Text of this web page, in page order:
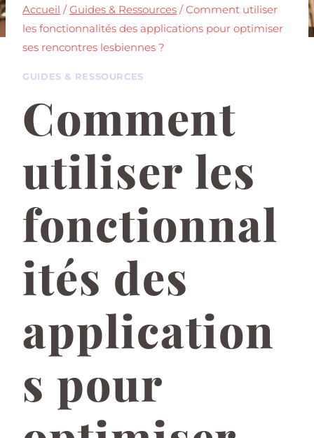
Accueil / Guides & Ressources / Comment utiliser
les fonctionnalités des applications pour optimiser
ses rencontres lesbiennes ?
GUIDES & RESSOURCES
Comment
utiliser les
fonctionnal
ités des
application
s pour